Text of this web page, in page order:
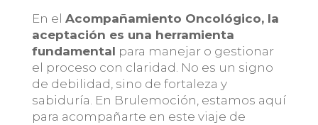
En el Acompañamiento Oncológico, la
aceptación es una herramienta
fundamental para manejar o gestionar
el proceso con claridad. No es un signo
de debilidad, sino de fortaleza y
sabiduría. En Brulemoción, estamos aquí
para acompañarte en este viaje de